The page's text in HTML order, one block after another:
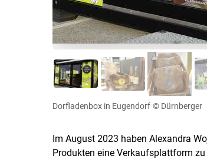
Dorfladenbox in Eugendorf © Dürnberger
Im August 2023 haben Alexandra
Produkten eine Verkaufsplattform